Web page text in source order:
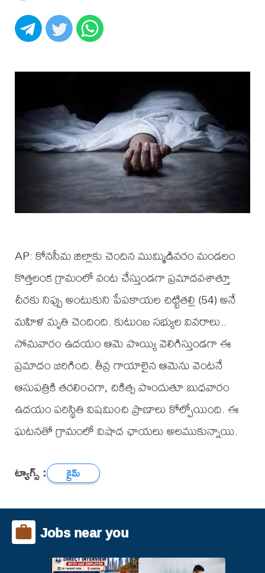
AP: కోనసీమ జిల్లాకు చెందిన ముమ్మిడివరం మండలం
కొత్తలంక గ్రామంలో వంట చేస్తుండగా ప్రమాదవశాత్తూ
చీరకు నిప్పు అంటుకుని పేపకాయల చిట్టితల్లి (54) అనే
మహిళ మృతి చెందింది. కుటుంబ సభ్యుల వివరాలు..
సోమవారం ఉదయం ఆమె పొయ్యి వెలిగిస్తుండగా ఈ
ప్రమాదం జరిగింది. తీవ్ర గాయాలైన ఆమెను వెంటనే
ఆసుపత్రికి తరలించగా, చికిత్స పొందుతూ బుధవారం
ఉదయం పరిస్థితి విషమించి ప్రాణాలు కోల్పోయింది. ఈ
ఘటనతో గ్రామంలో విషాద ఛాయలు అలముకున్నాయి.
ట్యాగ్స్ : క్రైమ్
Jobs near you